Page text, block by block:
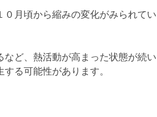
月頃から縮みの変化がみられてい
ど、熱活動が高まった状態が続い
る可能性があります。